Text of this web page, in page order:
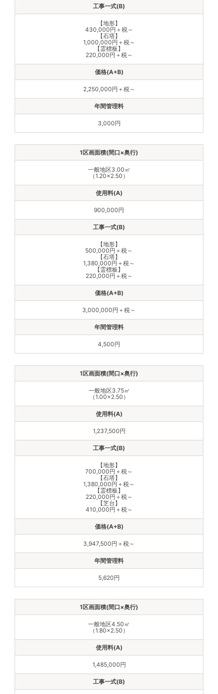
【地形】
430,000円＋税～
【石塔】
1,000,000円＋税～
【霊標板】
220,000円＋税～
2,250,000円＋税～
3,000円
一般地区3.00㎡
（1.20×2.50）
900,000円
【地形】
500,000円＋税～
【石塔】
1,380,000円＋税～
【霊標板】
220,000円＋税～
3,000,000円＋税～
4,500円
一般地区3.75㎡
（1.00×2.50）
1,237,500円
【地形】
700,000円＋税～
【石塔】
1,380,000円＋税～
【霊標板】
220,000円＋税～
【芝台】
410,000円＋税～
3,947,500円＋税～
5,620円
一般地区4.50㎡
（1.80×2.50）
1,485,000円